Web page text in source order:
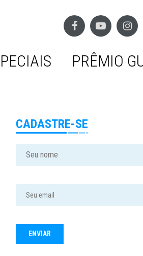
PRÊMIO
CADASTRE-SE